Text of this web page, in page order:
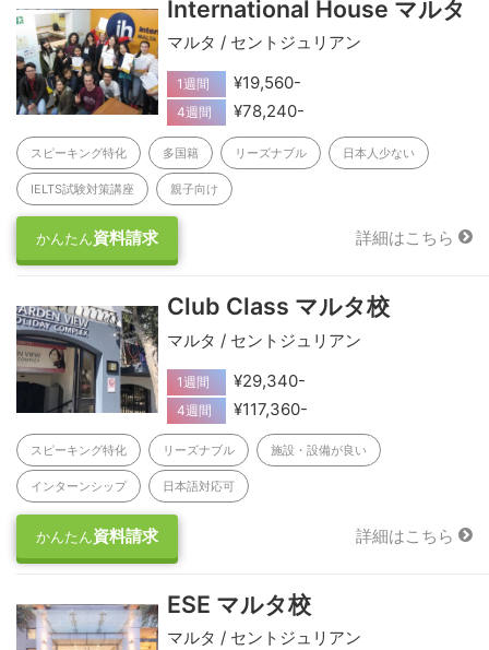
International House マルタ
マルタ / セントジュリアン
1週間 ¥19,560-
4週間 ¥78,240-
スピーキング特化 多国籍 リーズナブル 日本人少ない
IELTS試験対策講座 親子向け
かんたん資料請求 詳細はこちら
Club Class マルタ校
マルタ / セントジュリアン
1週間 ¥29,340-
4週間 ¥117,360-
スピーキング特化 リーズナブル 施設・設備が良い
インターンシップ 日本語対応可
かんたん資料請求 詳細はこちら
ESE マルタ校
マルタ / セントジュリアン